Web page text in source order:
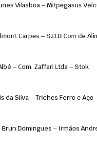
Vilasboa – Mitpegasus
Carpes – S.D.B Com de
– Com. Zaffari Ltda – Stok
da Silva – Triches Ferro e Aço
Brun Domingues – Irmãos